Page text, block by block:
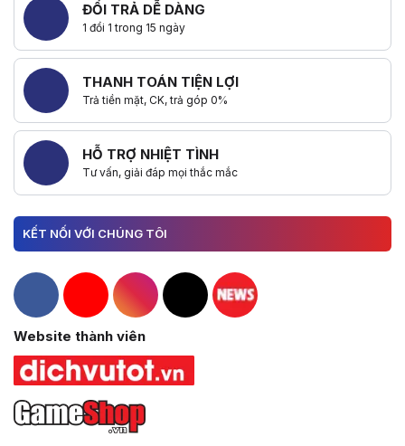
ĐỔI TRẢ DỄ DÀNG
1 đổi 1 trong 15 ngày
THANH TOÁN TIỆN LỢI
Trả tiền mặt, CK, trả góp 0%
HỖ TRỢ NHIỆT TÌNH
Tư vấn, giải đáp mọi thắc mắc
KẾT NỐI VỚI CHÚNG TÔI
Hacom Facebook
Hacom YouTube
Hacom Instagram
Hacom TikTok
Website thành viên